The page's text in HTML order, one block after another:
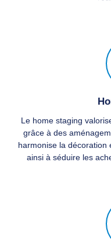
Le home staging
grâce à des
harmonise la décoration
ainsi à séduire les